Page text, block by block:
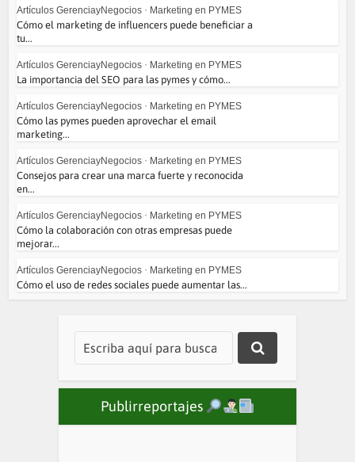
Artículos GerenciayNegocios • Marketing en PYMES
Cómo el marketing de influencers puede beneficiar a
tu...
Artículos GerenciayNegocios • Marketing en PYMES
La importancia del SEO para las pymes y cómo...
Artículos GerenciayNegocios • Marketing en PYMES
Cómo las pymes pueden aprovechar el email
marketing...
Artículos GerenciayNegocios • Marketing en PYMES
Consejos para crear una marca fuerte y reconocida
en...
Artículos GerenciayNegocios • Marketing en PYMES
Cómo la colaboración con otras empresas puede
mejorar...
Artículos GerenciayNegocios • Marketing en PYMES
Cómo el uso de redes sociales puede aumentar las...
Publirreportajes